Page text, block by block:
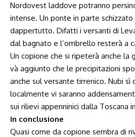
Nordovest laddove potranno
intense. Un ponte in parte schizzato
dappertutto. Difatti i versanti di
dal bagnato e l’ombrello resterà a
Un copione che si ripeterà anche la
và aggiunto che le precipitazioni
anche sul versante tirrenico. Nubi sì
localmente vi saranno
sui rilievi appenninici dalla Toscana
In conclusione
Quasi come da copione sembra di